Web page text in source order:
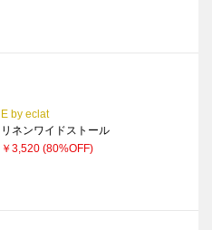
E by eclat
リネンワイドストール
￥3,520 (80%OFF)